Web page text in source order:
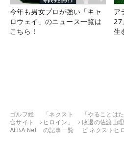
今年も男女プロが強い「キャ
ロウェイ」のニュース一覧は
こちら！
ア
27
生
ゴルフ総
合サイト
ALBA Net
「ネクスト
ヒロイン」
の記事一覧
「やることは
敗退の佐渡山
ビ ネクストヒ